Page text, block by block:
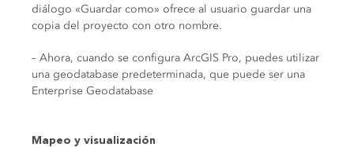
diálogo «Guardar como» ofrece al usuario guardar una
copia del proyecto con otro nombre.
– Ahora, cuando se configura ArcGIS Pro, puedes utilizar
una geodatabase predeterminada, que puede ser una
Enterprise Geodatabase
Mapeo y visualización